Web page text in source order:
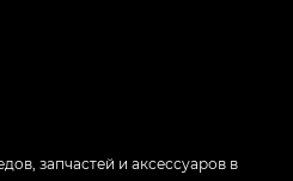
запчастей и аксессуаров в